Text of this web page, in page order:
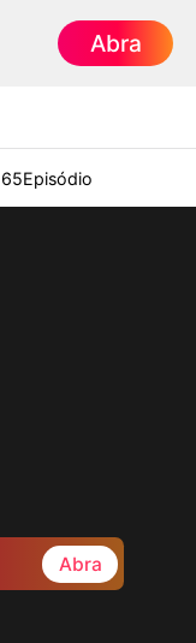
Abra
65Episódio
Abra